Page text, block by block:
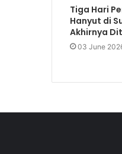
Tiga Hari
Hanyut di
Akhirnya
03 June